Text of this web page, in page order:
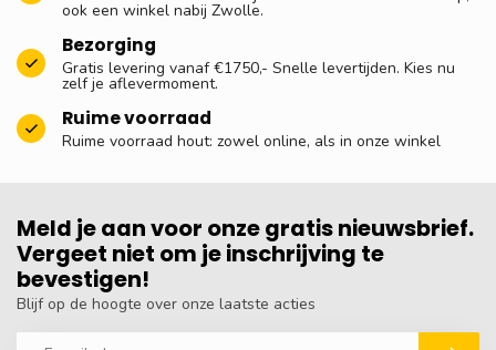
ook een winkel nabij Zwolle.
Bezorging
Gratis levering vanaf €1750,- Snelle levertijden. Kies nu
zelf je aflevermoment.
Ruime voorraad
Ruime voorraad hout: zowel online, als in onze winkel
Meld je aan voor onze gratis nieuwsbrief.
Vergeet niet om je inschrijving te
bevestigen!
Blijf op de hoogte over onze laatste acties